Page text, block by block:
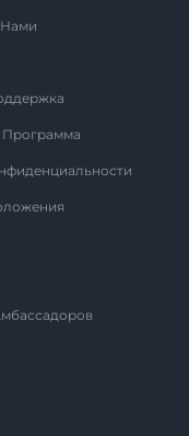
Программа